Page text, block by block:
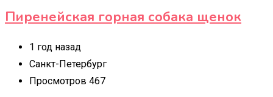
Пиренейская горная собака щенок
1 год назад
Санкт-Петербург
Просмотров 467